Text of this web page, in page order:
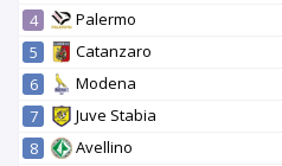
4
Palermo
5
Catanzaro
6
Modena
7
Juve Stabia
8
Avellino